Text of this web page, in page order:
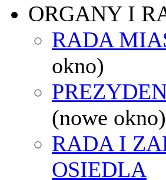
ORGANY I
RADA
okno)
(nowe okno)
RADA I
OSIEDLA